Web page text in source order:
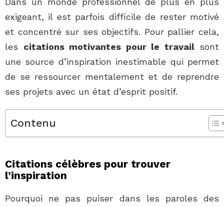
exigeant, il est parfois difficile de rester motivé
et concentré sur ses objectifs. Pour pallier cela,
les citations motivantes pour le travailsont
une source d’inspiration inestimable qui permet
de se ressourcer mentalement et de reprendre
ses projets avec un état d’esprit positif.
Contenu
Citations célèbres pour trouver
l’inspiration
Pourquoi ne pas puiser dans les paroles des